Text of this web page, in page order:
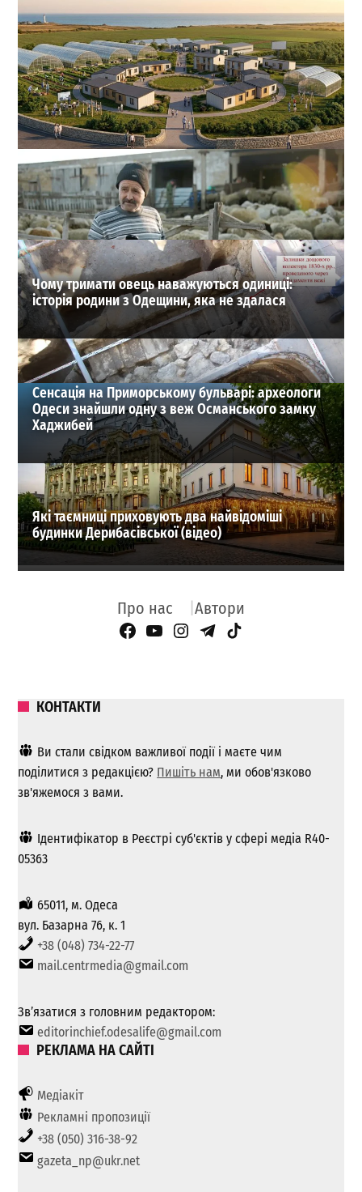
На Одещині хочуть створити нове містечко для
переселенців: що там буде
1
27-07-2026 в 19:31
ВИБІР РЕДАКЦІЇ
Чому тримати овець наважуються одиниці:
історія родини з Одещини, яка не здалася
Сенсація на Приморському бульварі: археологи
Одеси знайшли одну з веж Османського замку
Хаджибей
Які таємниці приховують два найвідоміші
будинки Дерибасівської (відео)
Про нас Автори
Facebook Page
YouTube
Instagram
Telegram
TikTok
КОНТАКТИ
Ви стали свідком важливої ​​події і маєте чим
поділитися з редакцією? Пишіть нам, ми обов'язково
зв'яжемося з вами.
Ідентифікатор в Реєстрі суб'єктів у сфері медіа R40-
05363
65011, м. Одеса
вул. Базарна 76, к. 1
+38 (048) 734-22-77
mail.centrmedia@gmail.com
Зв’язатися з головним редактором:
editorinchief.odesalife@gmail.com
РЕКЛАМА НА САЙТІ
Медіакіт
Рекламні пропозиції
+38 (050) 316-38-92
gazeta_np@ukr.net